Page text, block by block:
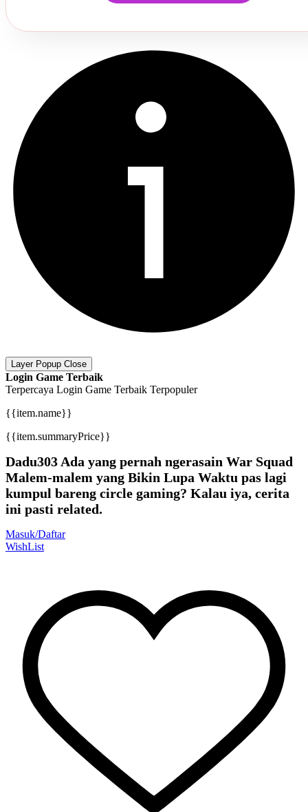
Layer Popup Close
Login Game Terbaik
Terpercaya Login Game Terbaik Terpopuler
{{item.name}}
{{item.summaryPrice}}
Dadu303 Ada yang pernah ngerasain War Squad
Malem-malem yang Bikin Lupa Waktu pas lagi
kumpul bareng circle gaming? Kalau iya, cerita
ini pasti related.
Masuk/Daftar
WishList